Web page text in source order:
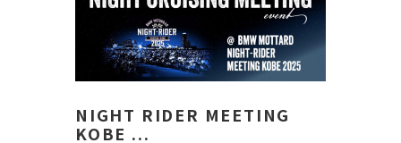
NIGHT RIDER MEETING
KOBE ...